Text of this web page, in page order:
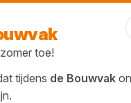
toe!
tijdens de Bouwvak